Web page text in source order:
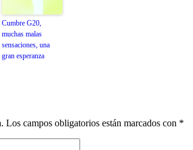
Cumbre G20,
muchas malas
sensaciones, una
gran esperanza
Los campos obligatorios están marcados con *